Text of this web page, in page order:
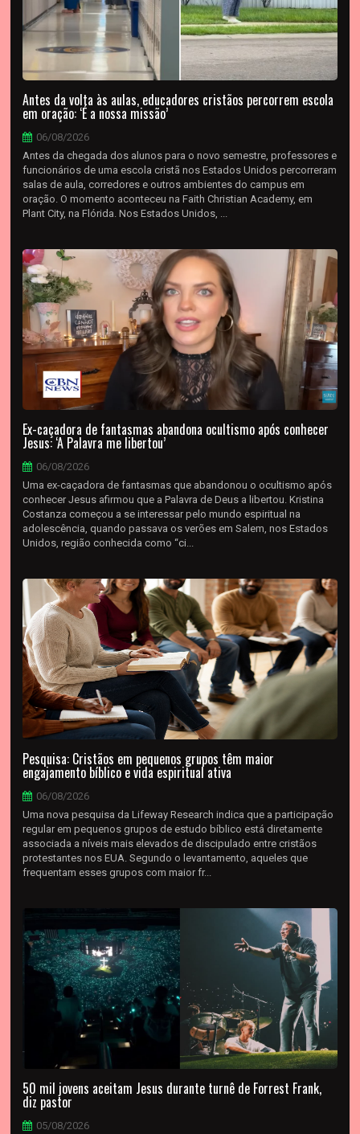
Antes da volta às aulas, educadores cristãos percorrem escola
em oração: ‘É a nossa missão’
06/08/2026
Antes da chegada dos alunos para o novo semestre, professores e
funcionários de uma escola cristã nos Estados Unidos percorreram
salas de aula, corredores e outros ambientes do campus em
oração. O momento aconteceu na Faith Christian Academy, em
Plant City, na Flórida. Nos Estados Unidos, ...
Ex-caçadora de fantasmas abandona ocultismo após conhecer
Jesus: ‘A Palavra me libertou’
06/08/2026
Uma ex-caçadora de fantasmas que abandonou o ocultismo após
conhecer Jesus afirmou que a Palavra de Deus a libertou. Kristina
Costanza começou a se interessar pelo mundo espiritual na
adolescência, quando passava os verões em Salem, nos Estados
Unidos, região conhecida como “ci...
Pesquisa: Cristãos em pequenos grupos têm maior
engajamento bíblico e vida espiritual ativa
06/08/2026
Uma nova pesquisa da Lifeway Research indica que a participação
regular em pequenos grupos de estudo bíblico está diretamente
associada a níveis mais elevados de discipulado entre cristãos
protestantes nos EUA. Segundo o levantamento, aqueles que
frequentam esses grupos com maior fr...
50 mil jovens aceitam Jesus durante turnê de Forrest Frank,
diz pastor
05/08/2026